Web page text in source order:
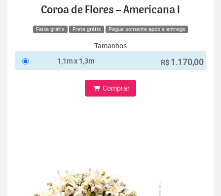
Coroa de Flores – Americana I
Faixa grátis Frete grátis Pague somente após a entrega
Tamanhos
1,1m x 1,3m
R$ 1.170,00
Comprar